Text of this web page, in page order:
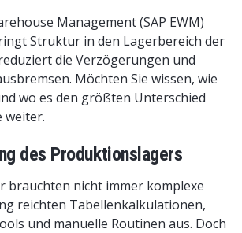
Management (SAP EWM)
Struktur in den Lagerbereich der
die Verzögerungen und
Möchten Sie wissen, wie
wo es den größten Unterschied
weiter.
des Produktionslagers
brauchten nicht immer komplexe
reichten Tabellenkalkulationen,
und manuelle Routinen aus. Doch